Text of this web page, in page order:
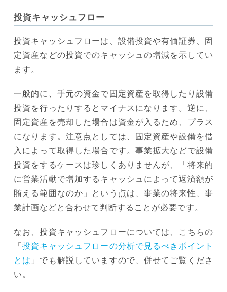
投資キャッシュフロー
投資キャッシュフローは、設備投資や有価証券、固
定資産などの投資でのキャッシュの増減を示してい
ます。
一般的に、手元の資金で固定資産を取得したり設備
投資を行ったりするとマイナスになります。逆に、
固定資産を売却した場合は資金が入るため、プラス
になります。注意点としては、固定資産や設備を借
入によって取得した場合です。事業拡大などで設備
投資をするケースは珍しくありませんが、「将来的
に営業活動で増加するキャッシュによって返済額が
賄える範囲なのか」という点は、事業の将来性、事
業計画などと合わせて判断することが必要です。
なお、投資キャッシュフローについては、こちらの
「投資キャッシュフローの分析で見るべきポイント
とは 」でも解説していますので、併せてご覧くださ
い。